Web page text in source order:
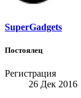
SuperGadgets
Постоялец
Регистрация
26 Дек 2016